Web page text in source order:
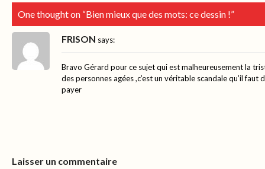
One thought on “Bien mieux que des mots: ce dessin !”
FRISON says:
Bravo Gérard pour ce sujet qui est malheureusement la
des personnes agées ,c’est un véritable scandale qu’il
payer
Laisser un commentaire